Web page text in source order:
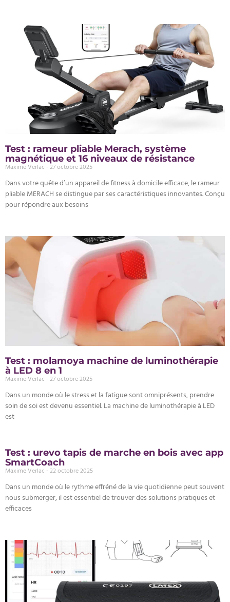
Test : rameur pliable Merach, système
magnétique et 16 niveaux de résistance
Maxime Verlac 27 octobre 2025
Dans votre quête d’un appareil de fitness à domicile efficace, le rameur
pliable MERACH se distingue par ses caractéristiques innovantes. Conçu
pour répondre aux besoins
Test : molamoya machine de luminothérapie
à LED 8 en 1
Maxime Verlac 27 octobre 2025
Dans un monde où le stress et la fatigue sont omniprésents, prendre
soin de soi est devenu essentiel. La machine de luminothérapie à LED
est
Test : urevo tapis de marche en bois avec app
SmartCoach
Maxime Verlac 22 octobre 2025
Dans un monde où le rythme effréné de la vie quotidienne peut souvent
nous submerger, il est essentiel de trouver des solutions pratiques et
efficaces